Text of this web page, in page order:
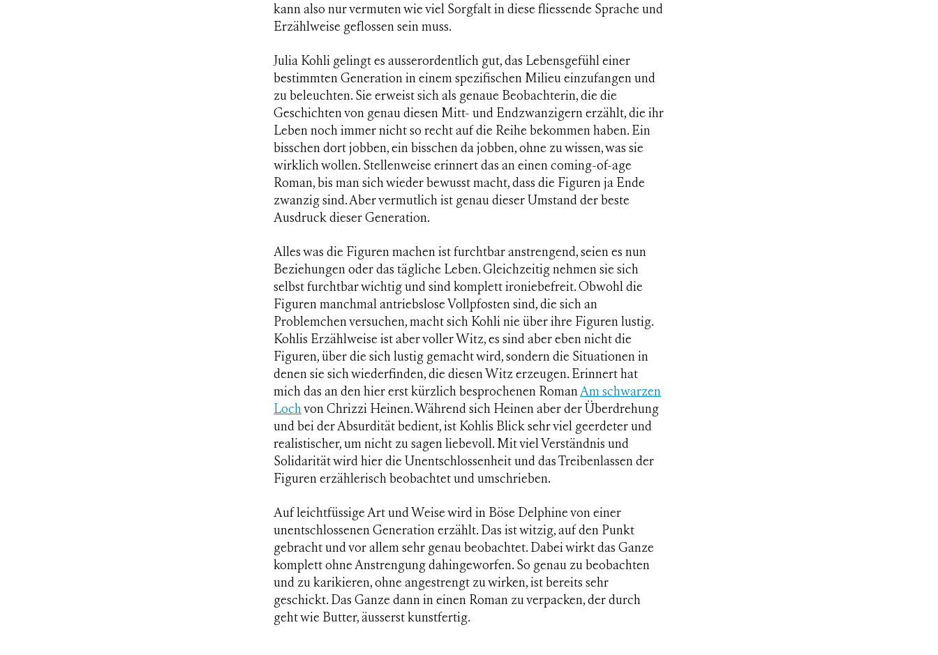
kann also nur vermuten wie viel Sorgfalt in diese fliessende Sprache und
Erzählweise geflossen sein muss.
Julia Kohli gelingt es ausserordentlich gut, das Lebensgefühl einer
bestimmten Generation in einem spezifischen Milieu einzufangen und
zu beleuchten. Sie erweist sich als genaue Beobachterin, die die
Geschichten von genau diesen Mitt- und Endzwanzigern erzählt, die ihr
Leben noch immer nicht so recht auf die Reihe bekommen haben. Ein
bisschen dort jobben, ein bisschen da jobben, ohne zu wissen, was sie
wirklich wollen. Stellenweise erinnert das an einen coming-of-age
Roman, bis man sich wieder bewusst macht, dass die Figuren ja Ende
zwanzig sind. Aber vermutlich ist genau dieser Umstand der beste
Ausdruck dieser Generation.
Alles was die Figuren machen ist furchtbar anstrengend, seien es nun
Beziehungen oder das tägliche Leben. Gleichzeitig nehmen sie sich
selbst furchtbar wichtig und sind komplett ironiebefreit. Obwohl die
Figuren manchmal antriebslose Vollpfosten sind, die sich an
Problemchen versuchen, macht sich Kohli nie über ihre Figuren lustig.
Kohlis Erzählweise ist aber voller Witz, es sind aber eben nicht die
Figuren, über die sich lustig gemacht wird, sondern die Situationen in
denen sie sich wiederfinden, die diesen Witz erzeugen. Erinnert hat
mich das an den hier erst kürzlich besprochenen RomanAm schwarzen
Lochvon Chrizzi Heinen. Während sich Heinen aber der Überdrehung
und bei der Absurdität bedient, ist Kohlis Blick sehr viel geerdeter und
realistischer, um nicht zu sagen liebevoll. Mit viel Verständnis und
Solidarität wird hier die Unentschlossenheit und das Treibenlassen der
Figuren erzählerisch beobachtet und umschrieben.
Auf leichtfüssige Art und Weise wird in Böse Delphinevon einer
unentschlossenen Generation erzählt. Das ist witzig, auf den Punkt
gebracht und vor allem sehr genau beobachtet. Dabei wirkt das Ganze
komplett ohne Anstrengung dahingeworfen. So genau zu beobachten
und zu karikieren, ohne angestrengt zu wirken, ist bereits sehr
geschickt. Das Ganze dann in einen Roman zu verpacken, der durch
geht wie Butter, äusserst kunstfertig.